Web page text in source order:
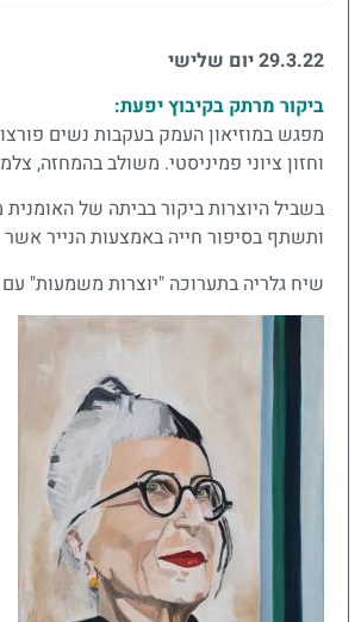
29.3.22 יום שלישי
ביקור מרתק בקיבוץ יפעת:
מפגש במוזיאון העמק בעקבות נשים
וחזון ציוני פמיניסטי. משולב בהמחזה,
בשביל היוצרות ביקור בביתה של
ותשתף בסיפור חייה באמצעות הנייר אשר
שיח גלריה בתערוכה "יוצרות משמעות" עם